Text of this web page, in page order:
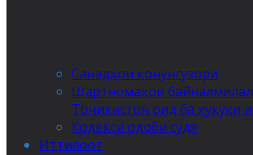
Санадҳои қонунгузорӣ
Шартномаҳои
Тоҷикистон оид ба ҳуқуқи
Кодекси одоби судя
Иттилоот